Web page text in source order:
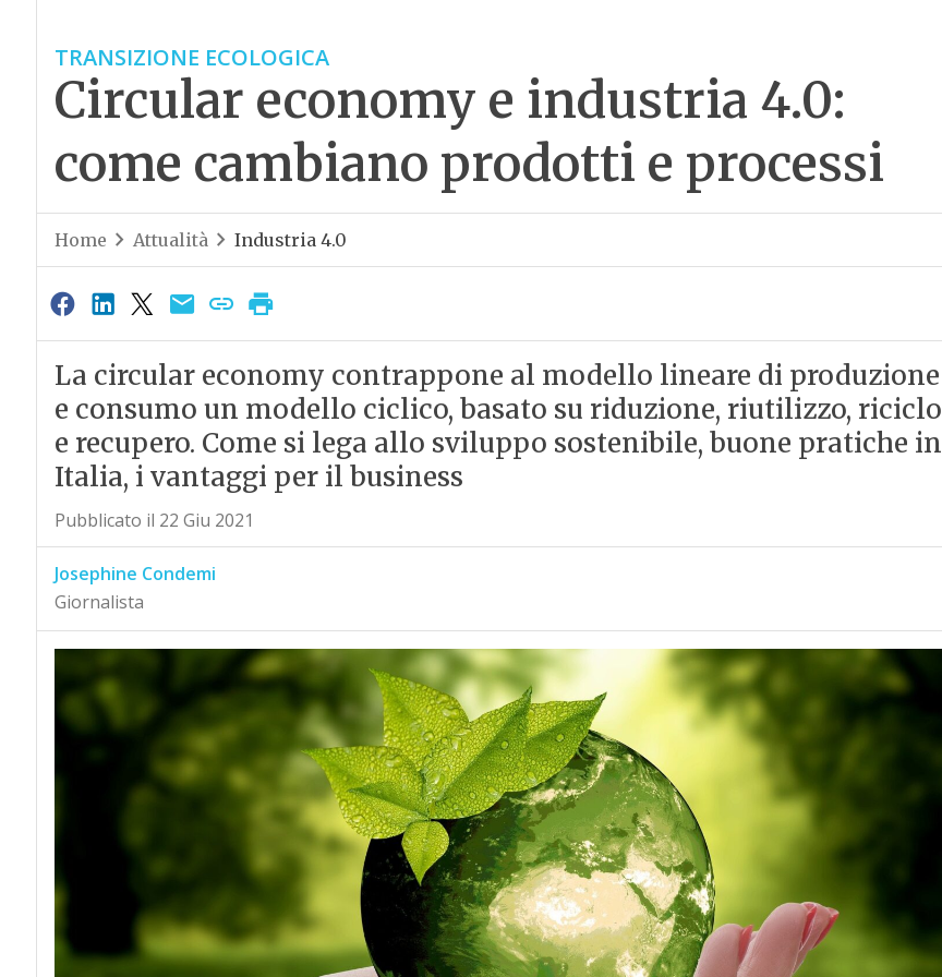
TRANSIZIONE ECOLOGICA
Circular economy e industria 4.0:
come cambiano prodotti e processi
Home Attualità Industria 4.0
La circular economy contrappone al modello lineare di produzione
e consumo un modello ciclico, basato su riduzione, riutilizzo, riciclo
e recupero. Come si lega allo sviluppo sostenibile, buone pratiche in
Italia, i vantaggi per il business
Pubblicato il 22 Giu 2021
Josephine Condemi
Giornalista